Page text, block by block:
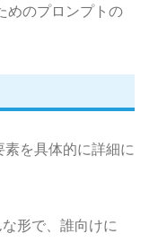
めのプロンプトの
を具体的に詳細に
な形で、誰向けに